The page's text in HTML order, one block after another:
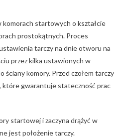
komorach startowych o kształcie
prostokątnych. Proces
tarczy na dnie otworu na
przez kilka ustawionych w
ściany komory. Przed czołem tarczy
gwarantuje stateczność prac
startowej i zaczyna drążyć w
jest położenie tarczy.